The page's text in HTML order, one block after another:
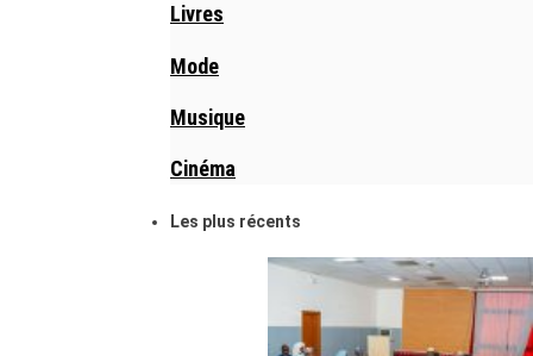
Livres
Mode
Musique
Cinéma
Les plus récents